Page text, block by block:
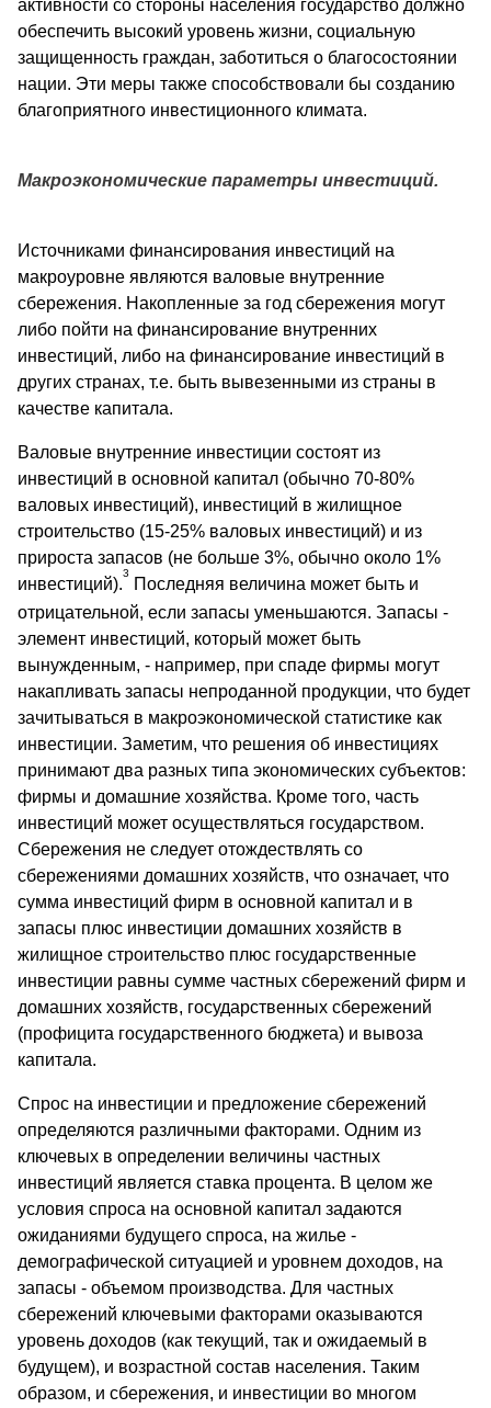
активности со стороны населения государство должно
обеспечить высокий уровень жизни, социальную
защищенность граждан, заботиться о благосостоянии
нации. Эти меры также способствовали бы созданию
благоприятного инвестиционного климата.
Макроэкономические параметры инвестиций.
Источниками финансирования инвестиций на
макроуровне являются валовые внутренние
сбережения. Накопленные за год сбережения могут
либо пойти на финансирование внутренних
инвестиций, либо на финансирование инвестиций в
других странах, т.е. быть вывезенными из страны в
качестве капитала.
Валовые внутренние инвестиции состоят из
инвестиций в основной капитал (обычно 70-80%
валовых инвестиций), инвестиций в жилищное
строительство (15-25% валовых инвестиций) и из
прироста запасов (не больше 3%, обычно около 1%
инвестиций).
3
Последняя величина может быть и
отрицательной, если запасы уменьшаются. Запасы -
элемент инвестиций, который может быть
вынужденным, - например, при спаде фирмы могут
накапливать запасы непроданной продукции, что будет
зачитываться в макроэкономической статистике как
инвестиции. Заметим, что решения об инвестициях
принимают два разных типа экономических субъектов:
фирмы и домашние хозяйства. Кроме того, часть
инвестиций может осуществляться государством.
Сбережения не следует отождествлять со
сбережениями домашних хозяйств, что означает, что
сумма инвестиций фирм в основной капитал и в
запасы плюс инвестиции домашних хозяйств в
жилищное строительство плюс государственные
инвестиции равны сумме частных сбережений фирм и
домашних хозяйств, государственных сбережений
(профицита государственного бюджета) и вывоза
капитала.
Спрос на инвестиции и предложение сбережений
определяются различными факторами. Одним из
ключевых в определении величины частных
инвестиций является ставка процента. В целом же
условия спроса на основной капитал задаются
ожиданиями будущего спроса, на жилье -
демографической ситуацией и уровнем доходов, на
запасы - объемом производства. Для частных
сбережений ключевыми факторами оказываются
уровень доходов (как текущий, так и ожидаемый в
будущем), и возрастной состав населения. Таким
образом, и сбережения, и инвестиции во многом